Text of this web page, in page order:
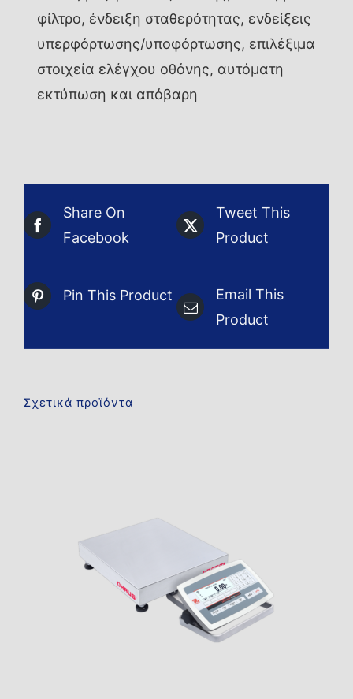
φίλτρο, ένδειξη σταθερότητας, ενδείξεις
υπερφόρτωσης/υποφόρτωσης, επιλέξιμα
στοιχεία ελέγχου οθόνης, αυτόματη
εκτύπωση και απόβαρη
Share On
Facebook
Tweet This
Product
Pin This Product
Email This
Product
Σχετικά προϊόντα